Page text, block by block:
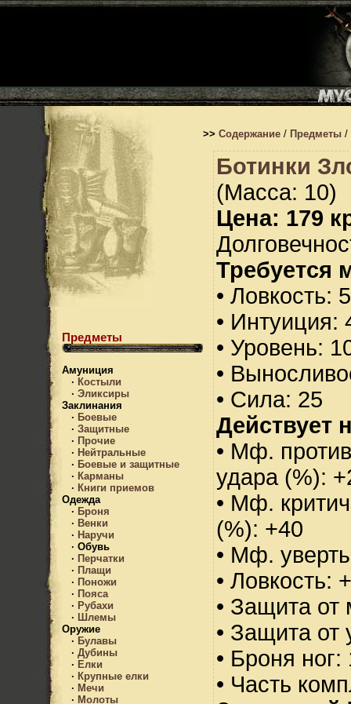
Предметы
Амуниция
· Костыли
· Эликсиры
Заклинания
· Боевые
· Защитные
· Прочие
· Нейтральные
· Боевые и защитные
· Карманы
· Книги приемов
Одежда
· Броня
· Венки
· Наручи
· Обувь
· Перчатки
· Плащи
· Поножи
· Пояса
· Рубахи
· Шлемы
Оружие
· Булавы
· Дубины
· Елки
· Крупные елки
· Мечи
· Молоты
>> Содержание / Предметы /
Ботинки
(Масса: 10)
Цена: 179
Требуется
• Ловкость:
• Интуиция:
• Уровень:
•
• Сила: 25
Действует
• Мф.
удара (%):
• Мф.
(%): +40
• Мф.
• Ловкость:
• Защита от
• Защита от
• Броня
• Часть